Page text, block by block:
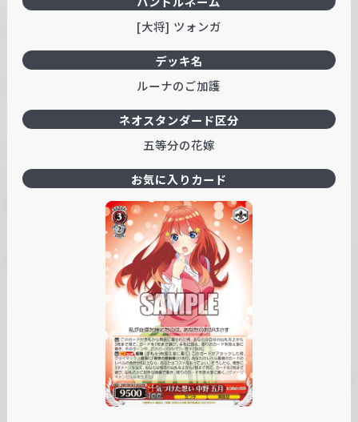
[大将] ツォンガ
デッキ名
ルーナのご加護
ネオスタンダード区分
五等分の花嫁
お気に入りカード